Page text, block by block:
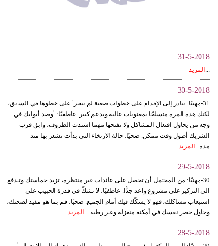
مرأة
مدوَّنات
31-5-2018
... المزيد
30-5-2018
31-مهنيًا: تبادر إلى الإقدام على خطوات صعبة لم تتجرأ على خطوها في السابق،
لكنك هذه المرة متسلحًا بمعنويات عالية وبدعم كبير. عاطفيًا: أوصد أبوابك في
وجه من يحاول افتعال المشاكل ولا تفتحها مهما اشتدت الظروف، وابق قرب
الشريك أطول وقت ممكن. صحيًا: حالة الارتخاء التي بدأت تشعر بها منذ
مدة... المزيد
29-5-2018
30-مهنيًا: من المحتمل أن تحصل على عائدات غير منتظرة، تزيد حماستك وتندفع
الى التركيز على مشروع واعد جدًّا. عاطفيًا: لا تشكّ في قدرة الحبيب على
استيعاب مشاكلك، فهو لا يشكّك فيك أمام الجميع. صحيًا: قم بما هو مفيد لصحتك،
وحاول حصر نفسك في أمكنة منعزلة وغير رطبة.... المزيد
28-5-2018